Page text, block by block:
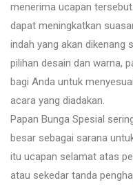
menerima ucapan
dapat meningkatkan
indah yang akan dikenang
pilihan desain dan warna,
bagi Anda untuk
acara yang diadakan.
Papan Bunga Spesial
besar sebagai sarana
itu ucapan selamat atas
atau sekedar tanda